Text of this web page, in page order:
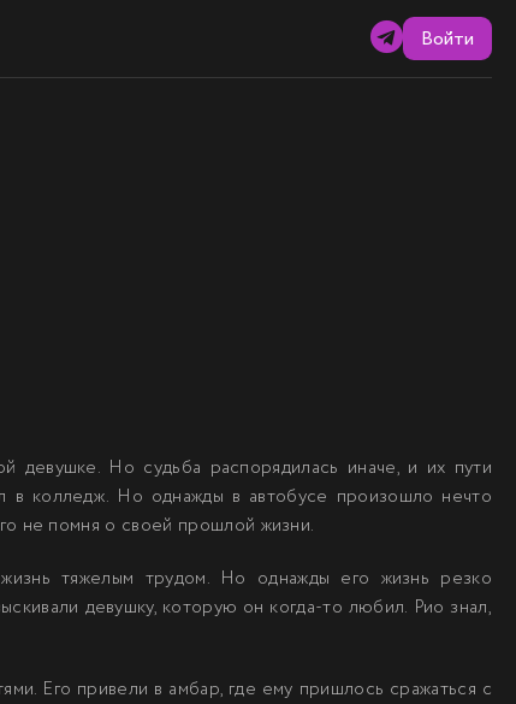
Войти
девушке. Но судьба распорядилась иначе, и их пути
в колледж. Но однажды в автобусе произошло нечто
не помня о своей прошлой жизни.
тяжелым трудом. Но однажды его жизнь резко
девушку, которую он когда-то любил. Рио знал,
Его привели в амбар, где ему пришлось сражаться с